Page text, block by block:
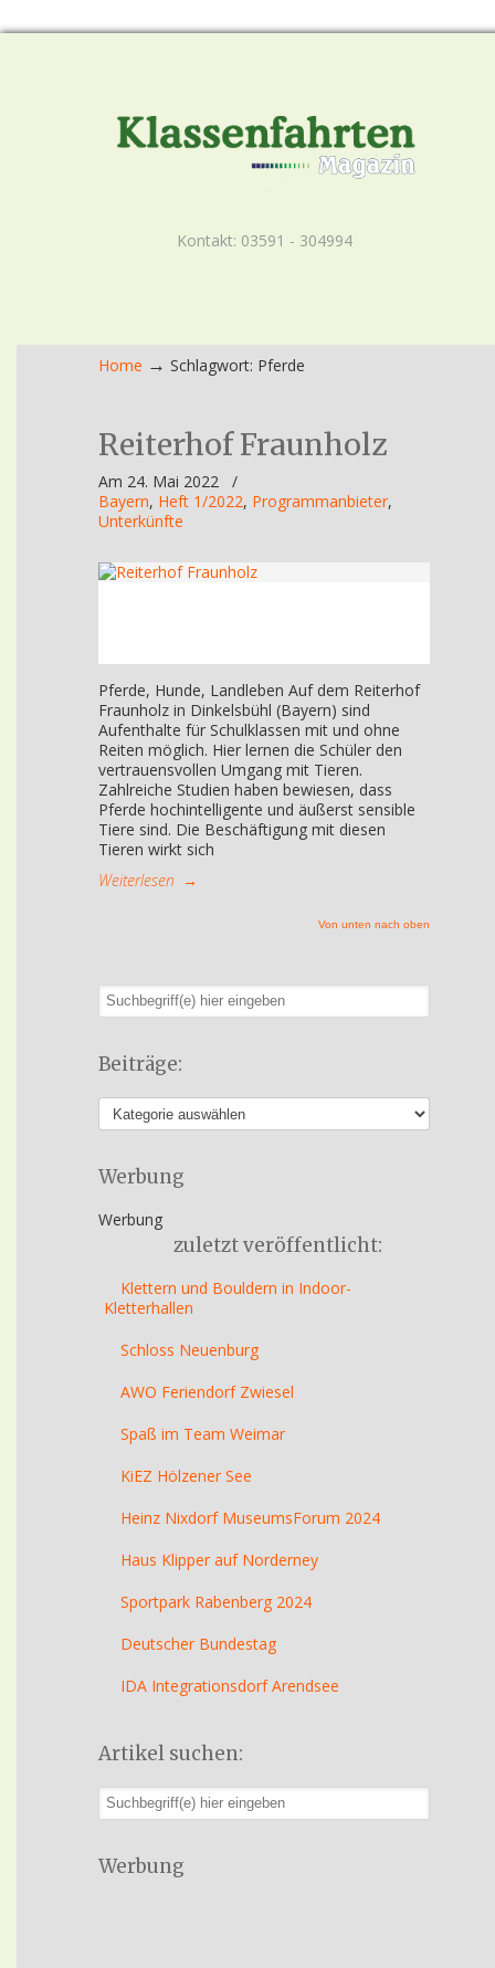
Kontakt: 03591 - 304994
Home → Schlagwort: Pferde
Reiterhof Fraunholz
Am 24. Mai 2022
/
Bayern, Heft 1/2022, Programmanbieter,
Unterkünfte
Pferde, Hunde, Landleben Auf dem Reiterhof
Fraunholz in Dinkelsbühl (Bayern) sind
Aufenthalte für Schulklassen mit und ohne
Reiten möglich. Hier lernen die Schüler den
vertrauensvollen Umgang mit Tieren.
Zahlreiche Studien haben bewiesen, dass
Pferde hochintelligente und äußerst sensible
Tiere sind. Die Beschäftigung mit diesen
Tieren wirkt sich
Weiterlesen →
Von unten nach oben
Beiträge:
Werbung
Werbung
zuletzt veröffentlicht:
Klettern und Bouldern in Indoor-
Kletterhallen
Schloss Neuenburg
AWO Feriendorf Zwiesel
Spaß im Team Weimar
KiEZ Hölzener See
Heinz Nixdorf MuseumsForum 2024
Haus Klipper auf Norderney
Sportpark Rabenberg 2024
Deutscher Bundestag
IDA Integrationsdorf Arendsee
Artikel suchen:
Werbung